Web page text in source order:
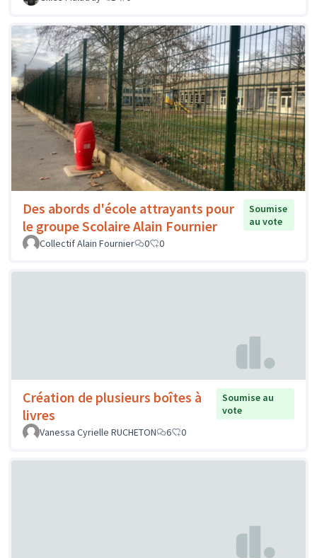
Des abords d'école attrayants pour
le groupe Scolaire Alain Fournier
Soumise
au vote
Collectif Alain Fournier
0 0
Création de plusieurs boîtes à
livres
Soumise au
vote
Vanessa Cyrielle RUCHETON
6 0